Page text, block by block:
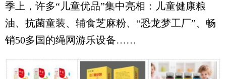
季上，许多“儿童优品”集中亮相：儿童健康粮
油、抗菌童装、辅食芝麻粉、“恐龙梦工厂”、畅
销50多国的绳网游乐设备……